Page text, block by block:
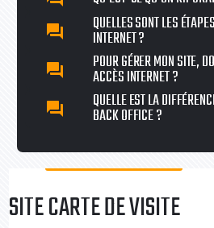
question_answer QUELLES SONT LES
INTERNET ?
question_answer POUR GÉRER MON SITE,
ACCÈS INTERNET ?
question_answer QUELLE EST LA
BACK OFFICE ?
SITE CARTE DE VISITE